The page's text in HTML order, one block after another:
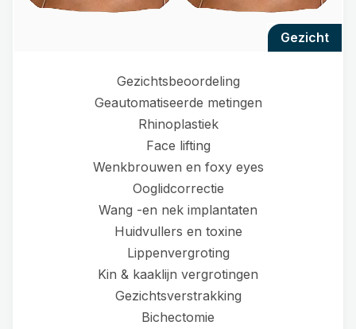
gezicht
Gezichtsbeoordeling
Geautomatiseerde metingen
Rhinoplastiek
Face lifting
Wenkbrouwen en foxy eyes
Ooglidcorrectie
Wang -en nek implantaten
Huidvullers en toxine
Lippenvergroting
Kin & kaaklijn vergrotingen
Gezichtsverstrakking
Bichectomie